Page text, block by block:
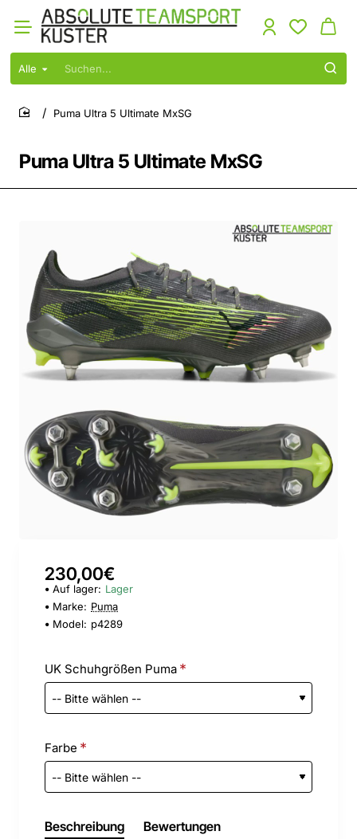
Alle
Suchen...
Puma Ultra 5 Ultimate MxSG
home
Puma Ultra 5 Ultimate MxSG
230,00€
Auf lager: Lager
Marke: Puma
Model: p4289
UK Schuhgrößen Puma
Farbe
Beschreibung Bewertungen